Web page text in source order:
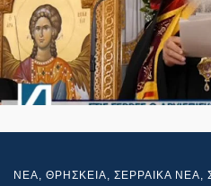
NEA, ΘΡΗΣΚΕΙΑ, ΣΕΡΡΑΙΚΑ ΝΕΑ,